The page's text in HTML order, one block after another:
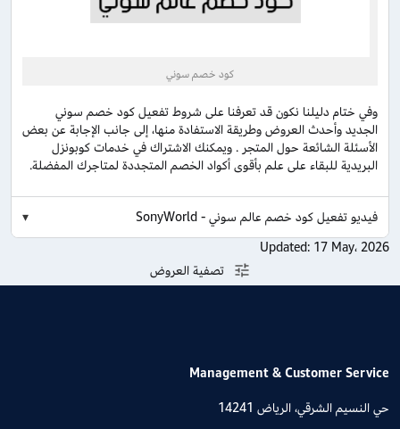
كود خصم سوني
وفي ختام دليلنا نكون قد تعرفنا على شروط تفعيل كود خصم سوني
الجديد وأحدث العروض وطريقة الاستفادة منها، إلى جانب الإجابة عن بعض
الأسئلة الشائعة حول المتجر . ويمكنك الاشتراك في خدمات كوبونزل
البريدية للبقاء على علم بأقوى أكواد الخصم المتجددة لمتاجرك المفضلة.
فيديو تفعيل كود خصم عالم سوني - SonyWorld
Updated: 17 May، 2026
تصفية العروض
Management & Customer Service
حي النسيم الشرقي، الرياض 14241